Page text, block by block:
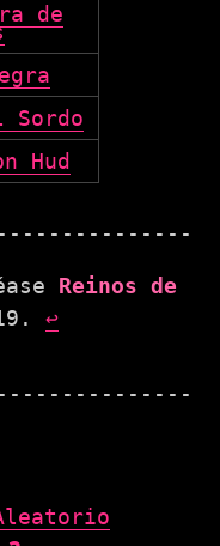
de
Sordo
Hud
Reinos de
↩